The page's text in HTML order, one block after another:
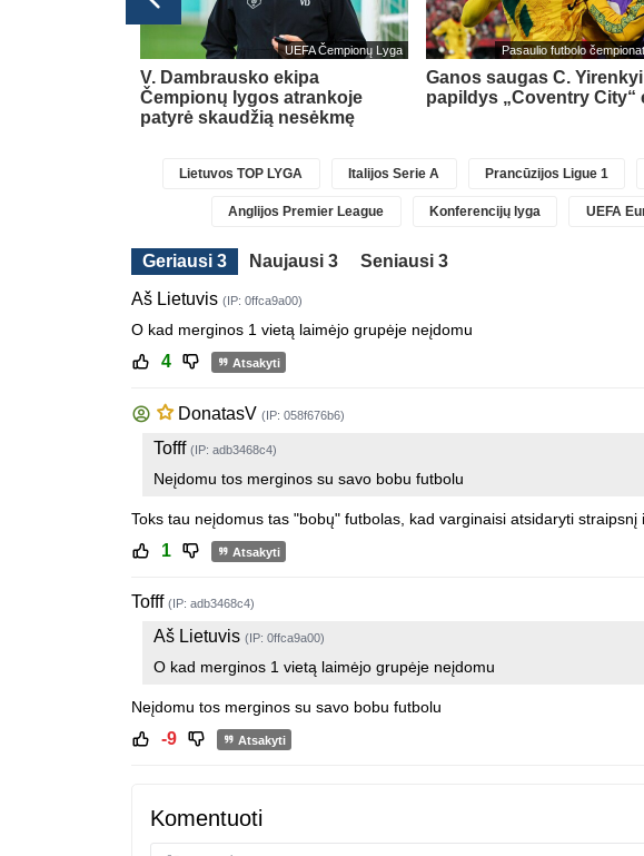
UEFA Čempionų Lyga
V. Dambrausko ekipa
Čempionų lygos atrankoje
patyrė skaudžią nesėkmę
Pasaulio futbolo
Ganos saugas C. Yirenkyi
papildys „Coventry City“
Lietuvos TOP LYGA Italijos Serie A Prancūzijos Ligue 1
Anglijos Premier League Konferencijų lyga UEFA
Geriausi 3 Naujausi 3
Seniausi 3
Aš Lietuvis (IP: 0ffca9a00)
O kad merginos 1 vietą laimėjo grupėje neįdomu
4 Atsakyti
DonatasV (IP: 058f676b6)
Tofff (IP: adb3468c4)
Neįdomu tos merginos su savo bobu futbolu
Toks tau neįdomus tas "bobų" futbolas, kad varginaisi atsidaryti straipsnį
1 Atsakyti
Tofff (IP: adb3468c4)
Aš Lietuvis (IP: 0ffca9a00)
O kad merginos 1 vietą laimėjo grupėje neįdomu
Neįdomu tos merginos su savo bobu futbolu
-9 Atsakyti
Komentuoti